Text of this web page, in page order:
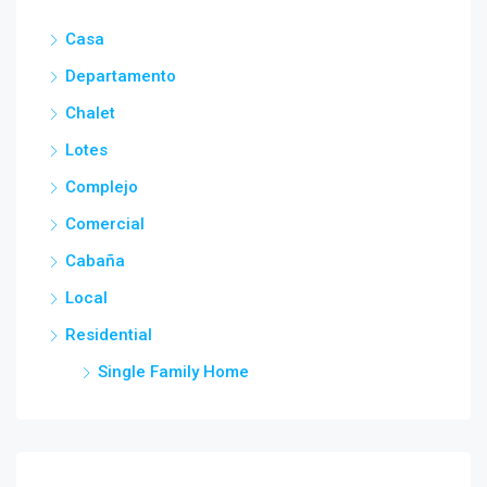
Casa
Departamento
Chalet
Lotes
Complejo
Comercial
Cabaña
Local
Residential
Single Family Home